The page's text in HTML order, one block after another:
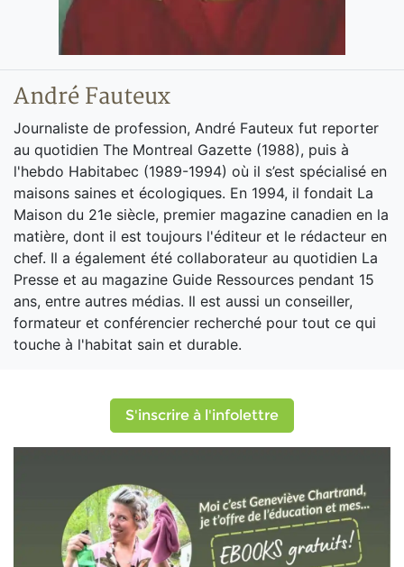
André Fauteux
Journaliste de profession, André Fauteux fut reporter
au quotidien The Montreal Gazette (1988), puis à
l'hebdo Habitabec (1989-1994) où il s’est spécialisé en
maisons saines et écologiques. En 1994, il fondait La
Maison du 21e siècle, premier magazine canadien en la
matière, dont il est toujours l'éditeur et le rédacteur en
chef. Il a également été collaborateur au quotidien La
Presse et au magazine Guide Ressources pendant 15
ans, entre autres médias. Il est aussi un conseiller,
formateur et conférencier recherché pour tout ce qui
touche à l'habitat sain et durable.
S'inscrire à l'infolettre